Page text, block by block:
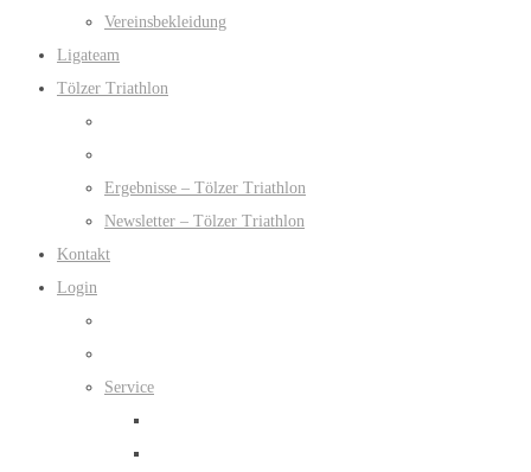
Vereinsbekleidung
Ligateam
Tölzer Triathlon
Ergebnisse – Tölzer Triathlon
Newsletter – Tölzer Triathlon
Kontakt
Login
Service